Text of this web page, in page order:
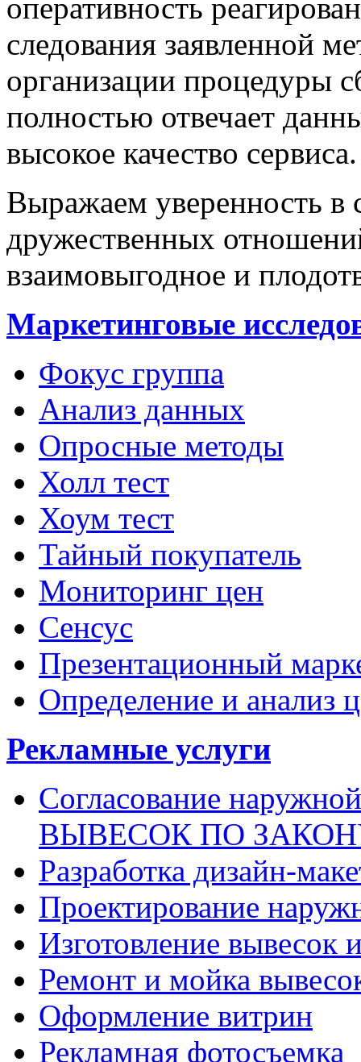
оперативность
следования заявленной
организации
полностью отвечает
высокое качество сервиса.
Выражаем уверенность в
дружественных
взаимовыгодное и
Маркетинговые
Фокус группа
Анализ данных
Опросные методы
Холл тест
Хоум тест
Тайный покупатель
Мониторинг цен
Сенсус
Презентационный
Определение и анализ
Рекламные услуги
Согласование
ВЫВЕСОК ПО
Разработка дизайн-
Проектирование
Изготовление вывесок
Ремонт и мойка
Оформление витрин
Рекламная фотосъемка